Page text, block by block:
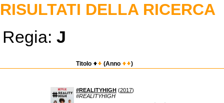
RISULTATI DELLA RICERCA
Regia: J
Titolo (Anno )
#REALITYHIGH (2017)
#REALITYHIGH